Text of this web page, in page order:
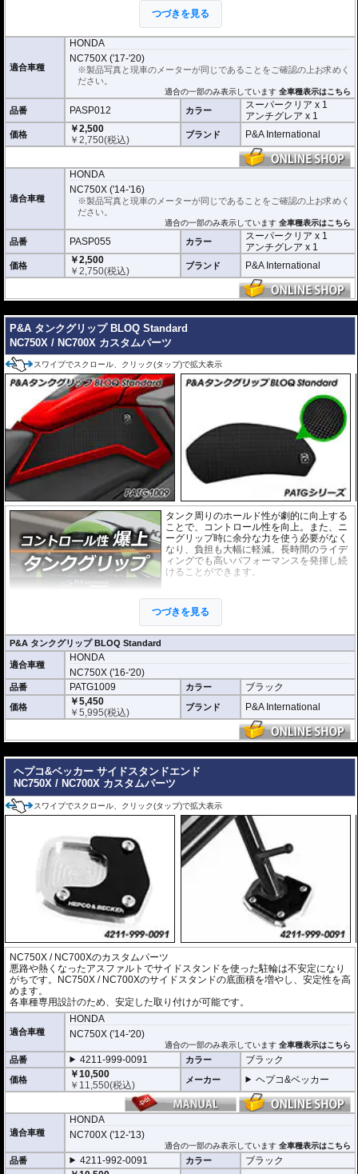
このメーターパネルプロテクションフィル
ムは不要な傷や汚れからメーターパネルを
保護します。
ーパークリアとアンチグレア)が入っており、それぞれ目的に合わせたものをご
利用いただけます。
スーパークリア :耐摩耗性が非常に高く、
透明性の高いフィルム。貼り付けてしまう
とメーターになじみ、フィルムの存在がほ
とんどわからなくなります。
アンチグレア :
マット仕上げが施され、太
陽光などによる反射を軽減。視認性の低下
を防ぎ、メーターを読み取りやすくしま
す。もちろん傷に対しても有効です。
ニングクロス、細かい埃も除去する粘着シート、気泡の混入を防ぎ、きれいに
仕上げるスキージがセットになっています。
またこのフィルムは多少の気泡なら数時間から２日ほどで自然に気泡が消える
優れもの。満足のいく取付が容易になりました。
シリコーン系粘着材を採用し、メーターを痛めることがありません。フィルム
を剥がせば、元通りの状態になります。
つづきを見る
適合車種
HONDA
NC750X ('17-'20)
※製品写真と現車のメーターが同じであることをご確認の上お求めく
ださい。
適合の一部のみ表示しています全車種表示はこちら
品番 PASP012 カラー
スーパークリア x 1
アンチグレア x 1
価格
￥2,500
￥2,750(税込) ブランド P&A International
適合車種
HONDA
NC750X ('14-'16)
※製品写真と現車のメーターが同じであることをご確認の上お求めく
ださい。
適合の一部のみ表示しています全車種表示はこちら
品番 PASP055 カラー
スーパークリア x 1
アンチグレア x 1
価格
￥2,500
￥2,750(税込) ブランド P&A International
P&A タンクグリップ BLOQ Standard
NC750X / NC700X カスタムパーツ
スワイプでスクロール、クリック(タップ)で拡大表示
タンク周りのホールド性が劇的に向上する
ことで、コントロール性を向上。また、ニ
ーグリップ時に余分な力を使う必要がなく
なり、負担も大幅に軽減。長時間のライデ
ィングでも高いパフォーマンスを発揮し続
けることができます。
の3D形状に合わせて開発。マシンに最適な
形状・ポジションを実現しています。さら
に機能性を徹底的に追求した結果、このパ
ッドために専用に開発された特別な素材を使用しています。
「P&A タンクグリップ BLOQ Standard」 :
グリップの際にタンクサイズに違和感がなく、高い一体感を生み出していま
す。パッド表面には適度な摩擦抵抗があり、十分なグリップ性能と保護性能を
発揮します。
※取付キット付属 : 取り付けに便利なクリーニングクロス、脱脂用アルコール
シート、気泡の混入を防ぎ、きれいに仕上げるスキージがセットになっていま
す。
つづきを見る
P&A タンクグリップ BLOQ Standard
適合車種
HONDA
NC750X ('16-'20)
品番 PATG1009 カラー ブラック
価格
￥5,450
￥5,995(税込) ブランド P&A International
ヘプコ&ベッカー サイドスタンドエンド
NC750X / NC700X カスタムパーツ
スワイプでスクロール、クリック(タップ)で拡大表示
NC750X / NC700Xのカスタムパーツ
悪路や熱くなったアスファルトでサイドスタンドを使った駐輪は不安定になり
がちです。NC750X / NC700Xのサイドスタンドの底面積を増やし、安定性を高
めます。
各車種専用設計のため、安定した取り付けが可能です。
適合車種
HONDA
NC750X ('14-'20)
適合の一部のみ表示しています全車種表示はこちら
品番 4211-999-0091 カラー ブラック
価格
￥10,500
￥ 11,550(税込) メーカー ヘプコ&ベッカー
適合車種
HONDA
NC700X ('12-'13)
適合の一部のみ表示しています全車種表示はこちら
品番 4211-992-0091 カラー
ブラック